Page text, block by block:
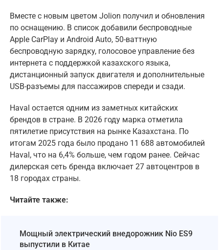
Вместе с новым цветом Jolion получил и обновления
по оснащению. В список добавили беспроводные
Apple CarPlay и Android Auto, 50-ваттную
беспроводную зарядку, голосовое управление без
интернета с поддержкой казахского языка,
дистанционный запуск двигателя и дополнительные
USB-разъемы для пассажиров спереди и сзади.
Haval остается одним из заметных китайских
брендов в стране. В 2026 году марка отметила
пятилетие присутствия на рынке Казахстана. По
итогам 2025 года было продано 11 688 автомобилей
Haval, что на 6,4% больше, чем годом ранее. Сейчас
дилерская сеть бренда включает 27 автоцентров в
18 городах страны.
Читайте также:
Мощный электрический внедорожник Nio ES9
выпустили в Китае